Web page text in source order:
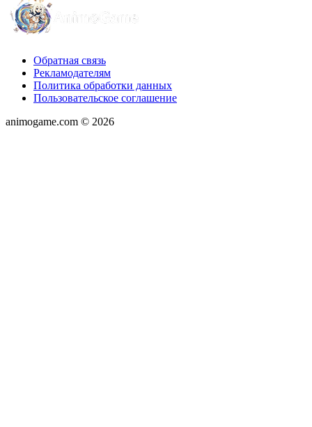
Обратная связь
Рекламодателям
Политика обработки данных
Пользовательское соглашение
animogame.com © 2026